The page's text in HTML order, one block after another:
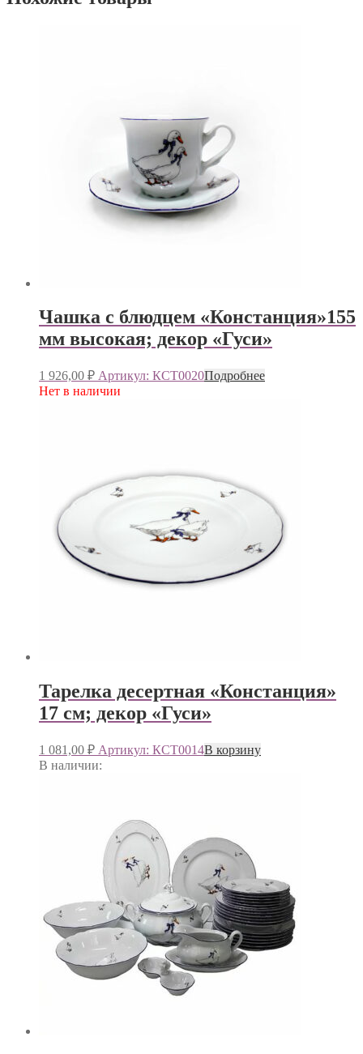
Чашка с блюдцем «Констанция»155
мм высокая; декор «Гуси»
1 926,00 ₽ Артикул: КСТ0020Подробнее
Нет в наличии
Тарелка десертная «Констанция»
17 см; декор «Гуси»
1 081,00 ₽ Артикул: КСТ0014В корзину
В наличии: